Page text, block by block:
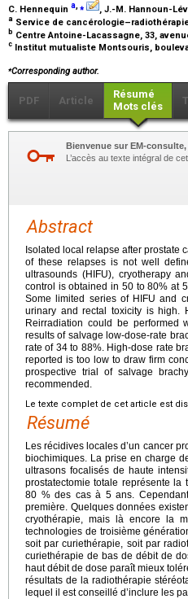
C. Hennequin a,⁎ , J.-M. Hannoun-
a Service de
b Centre Antoine-Lacassagne, 33,
c Institut mutualiste Montsouris,
⁎Corresponding author.
PDF Article
Résumé
Mots clés
Bienvenue sur EM-
L’accès au texte intégral de
Abstract
Isolated local relapse after prostate
of these relapses is not well
ultrasounds (HIFU), cryotherapy
control is obtained in 50 to 80% at
Some limited series of HIFU and
urinary and rectal toxicity is high.
Reirradiation could be performed
results of salvage low-dose-rate
rate of 34 to 88%. High-dose rate
reported is too low to draw firm
prospective trial of salvage
recommended.
Le texte complet de cet article est
Résumé
Les récidives locales d’un cancer
biochimiques. La prise en charge
ultrasons focalisés de haute
prostatectomie totale représente
80 % des cas à 5 ans.
première. Quelques données
cryothérapie, mais là encore la
technologies de troisième
soit par curiethérapie, soit par
curiethérapie de bas de débit de
haut débit de dose paraît mieux
résultats de la radiothérapie
lequel il est conseillé d’inclure les